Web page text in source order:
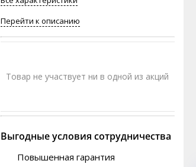
Перейти к описанию
Товар не участвует ни в одной из акций
Выгодные условия сотрудничества
Повышенная гарантия